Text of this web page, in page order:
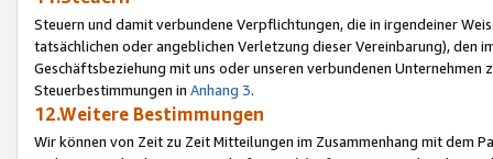
Steuern und damit verbundene Verpflichtungen, die in irgendeiner
tatsächlichen oder angeblichen Verletzung dieser Vereinbarung), den
Geschäftsbeziehung mit uns oder unseren verbundenen
Steuerbestimmungen in Anhang 3.
12.Weitere Bestimmungen
Wir können von Zeit zu Zeit Mitteilungen im Zusammenhang mit dem